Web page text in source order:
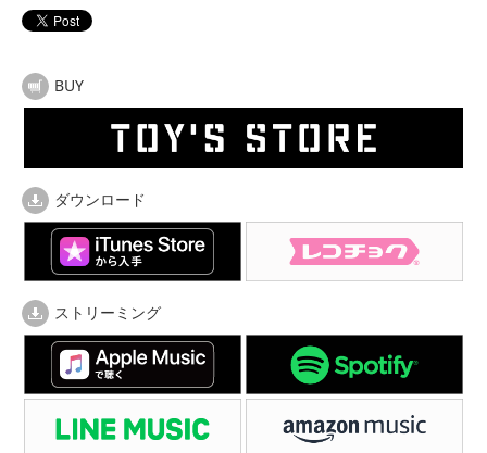
BUY
ダウンロード
ストリーミング